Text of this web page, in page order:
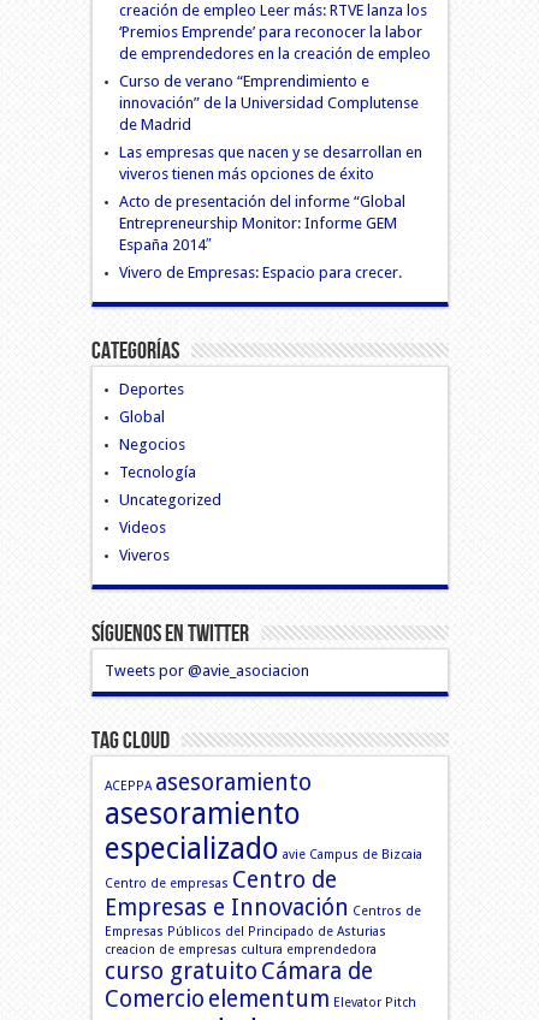
creación de empleo Leer más: RTVE lanza los
‘Premios Emprende’ para reconocer la labor
de emprendedores en la creación de empleo
Curso de verano “Emprendimiento e
innovación” de la Universidad Complutense
de Madrid
Las empresas que nacen y se desarrollan en
viveros tienen más opciones de éxito
Acto de presentación del informe “Global
Entrepreneurship Monitor: Informe GEM
España 2014″
Vivero de Empresas: Espacio para crecer.
Categorías
Deportes
Global
Negocios
Tecnología
Uncategorized
Videos
Viveros
Síguenos En Twitter
Tweets por @avie_asociacion
Tag Cloud
ACEPPA asesoramiento
asesoramiento
especializado avie Campus de Bizcaia
Centro de empresas Centro de
Empresas e Innovación Centros de
Empresas Públicos del Principado de Asturias
creacion de empresas cultura emprendedora
curso gratuito Cámara de
Comercio elementum Elevator Pitch